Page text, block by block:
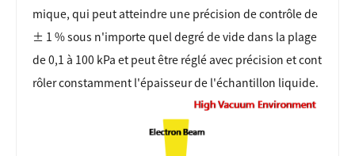
mique, qui peut atteindre une précision de contrôle de
± 1 % sous n'importe quel degré de vide dans la plage
de 0,1 à 100 kPa et peut être réglé avec précision et cont
rôler constamment l'épaisseur de l'échantillon liquide.